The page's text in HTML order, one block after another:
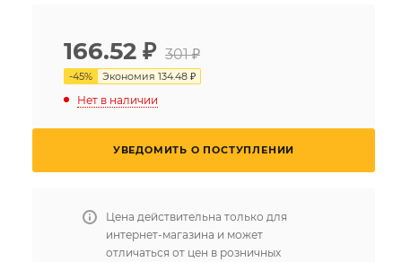
166.52 ₽ 301 ₽
-45% Экономия 134.48 ₽
Нет в наличии
УВЕДОМИТЬ О ПОСТУПЛЕНИИ
Цена действительна только для
интернет-магазина и может
отличаться от цен в розничных